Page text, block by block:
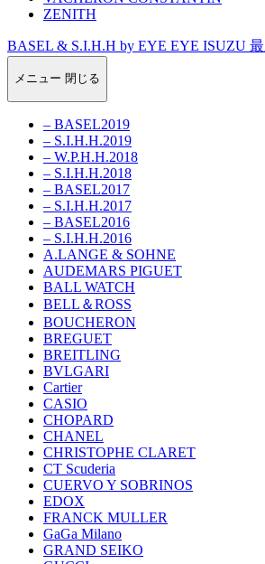
ZENITH
BASEL & S.I.H.H by EYE EYE ISUZU
メニュー 閉じる
– BASEL2019
– S.I.H.H.2019
– W.P.H.H.2018
– S.I.H.H.2018
– BASEL2017
– S.I.H.H.2017
– BASEL2016
– S.I.H.H.2016
A.LANGE & SOHNE
AUDEMARS PIGUET
BALL WATCH
BELL＆ROSS
BOUCHERON
BREGUET
BREITLING
BVLGARI
Cartier
CASIO
CHOPARD
CHANEL
CHRISTOPHE CLARET
CT Scuderia
CUERVO Y SOBRINOS
EDOX
FRANCK MULLER
GaGa Milano
GRAND SEIKO